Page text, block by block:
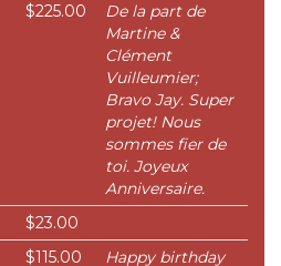
$225.00
De la part de
Martine &
Clément
Vuilleumier;
Bravo Jay. Super
projet! Nous
sommes fier de
toi. Joyeux
Anniversaire.
$23.00
$115.00
Happy birthday